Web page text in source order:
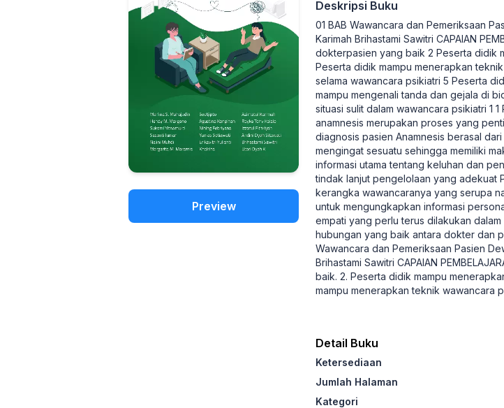
Preview
Deskripsi Buku
01 BAB Wawancara dan Pemeriksaan
Karimah Brihastami Sawitri CAPAIAN
dokterpasien yang baik 2 Peserta didik
Peserta didik mampu menerapkan
selama wawancara psikiatri 5 Peserta
mampu mengenali tanda dan gejala di
situasi sulit dalam wawancara psikiatri 1
anamnesis merupakan proses yang
diagnosis pasien Anamnesis berasal
mengingat sesuatu sehingga memiliki
informasi utama tentang keluhan dan
tindak lanjut pengelolaan yang adekuat
kerangka wawancaranya yang serupa
untuk mengungkapkan informasi
empati yang perlu terus dilakukan
hubungan yang baik antara dokter dan
Wawancara dan Pemeriksaan Pasien
Brihastami Sawitri CAPAIAN
baik. 2. Peserta didik mampu
mampu menerapkan teknik wawancara
Detail Buku
Ketersediaan
Jumlah Halaman
Kategori